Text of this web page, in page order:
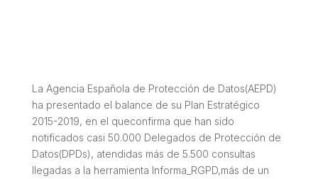
La Agencia Española de Protección de Datos(AEPD)
ha presentado el balance de su Plan Estratégico
2015-2019, en el queconfirma que han sido
notificados casi 50.000 Delegados de Protección de
Datos(DPDs), atendidas más de 5.500 consultas
llegadas a la herramienta Informa_RGPD,más de un